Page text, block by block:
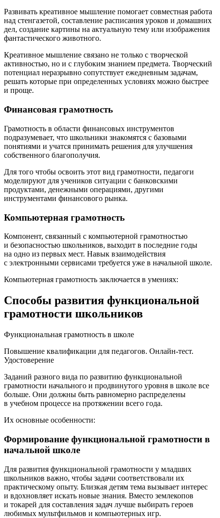
Развивать креативное мышление помогает совместная работа
над стенгазетой, составление расписания уроков и домашних
дел, создание картины на актуальную тему или изображения
фантастического животного.
Креативное мышление связано не только с творческой
активностью, но и с глубоким знанием предмета. Творческий
потенциал неразрывно сопутствует ежедневным задачам,
решать которые при определенных условиях можно быстрее
и проще.
Финансовая грамотность
Грамотность в области финансовых инструментов
подразумевает, что школьники знакомятся с базовыми
понятиями и учатся принимать решения для улучшения
собственного благополучия.
Для того чтобы освоить этот вид грамотности, педагоги
моделируют для учеников ситуации с банковскими
продуктами, денежными операциями, другими
инструментами финансового рынка.
Компьютерная грамотность
Компонент, связанный с компьютерной грамотностью
и безопасностью школьников, выходит в последние годы
на одно из первых мест. Навык взаимодействия
с электронными сервисами требуется уже в начальной школе.
Компьютерная грамотность заключается в умениях:
Способы развития функциональной
грамотности школьников
Функциональная грамотность в школе
Повышение квалификации для педагогов. Онлайн-тест.
Удостоверение
Заданий разного вида по развитию функциональной
грамотности начального и продвинутого уровня в школе все
больше. Они должны быть равномерно распределены
в учебном процессе на протяжении всего года.
Их основные особенности:
Формирование функциональной грамотности в
начальной школе
Для развития функциональной грамотности у младших
школьников важно, чтобы задачи соответствовали их
практическому опыту. Близкая детям тема вызывает интерес
и вдохновляет искать новые знания. Вместо землекопов
и токарей для составления задач лучше выбирать героев
любимых мультфильмов и компьютерных игр.